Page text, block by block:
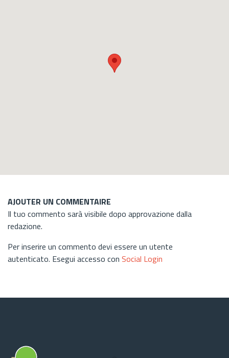
AJOUTER UN COMMENTAIRE
Il tuo commento sarà visibile dopo approvazione dalla
redazione.
Per inserire un commento devi essere un utente
autenticato. Esegui accesso con Social Login